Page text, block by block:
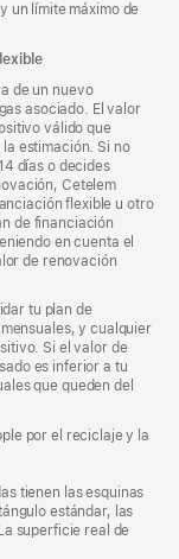
un límite máximo de
de un nuevo
asociado. El valor
válido que
estimación. Si no
días o decides
Cetelem
flexible u otro
de financiación
en cuenta el
de renovación
tu plan de
y cualquier
Si el valor de
es inferior a tu
que queden del
por el reciclaje y la
tienen las esquinas
estándar, las
superficie real de